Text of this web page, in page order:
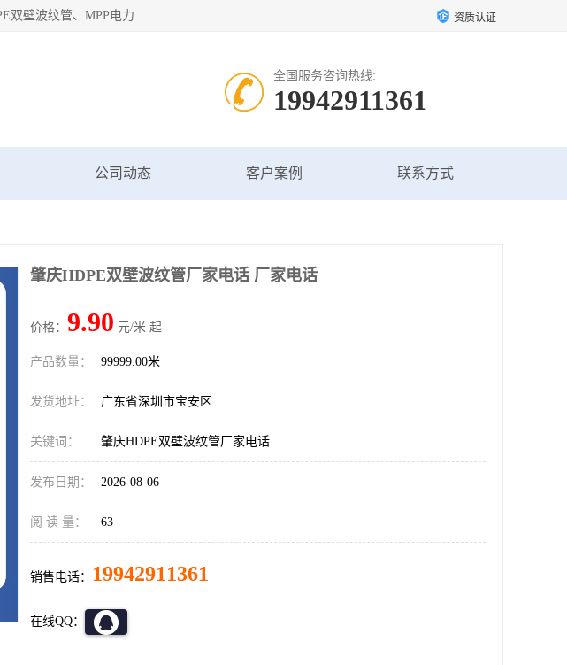
深圳市鑫润通管业有限公司专业生产批发：HDPE管材、热熔管件、HDPE钢丝骨架管、电熔管件、HDPE双壁波纹管、MPP电力管、井盖、PVC管材管件、PPR管材管件等；公司自创建以来，始终秉承“团结、务实、创新、守信”的服务宗旨，凭借专业的服务以及多年的勤奋拼搏，发展成为一家专业销售各种管材管件，绝缘电工套管及配件等系列产品的贸易公司。 资质认证
全国服务咨询热线:
19942911361
公司动态 客户案例 联系方式
肇庆HDPE双壁波纹管厂家电话 厂家电话
价格： 9.90 元/米 起
产品数量： 99999.00米
发货地址： 广东省深圳市宝安区
关键词： 肇庆HDPE双壁波纹管厂家电话
发布日期： 2026-08-06
阅 读 量： 63
销售电话： 19942911361
在线QQ：